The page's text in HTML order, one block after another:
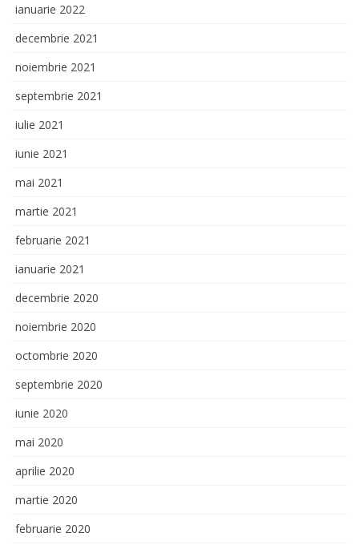
ianuarie 2022
decembrie 2021
noiembrie 2021
septembrie 2021
iulie 2021
iunie 2021
mai 2021
martie 2021
februarie 2021
ianuarie 2021
decembrie 2020
noiembrie 2020
octombrie 2020
septembrie 2020
iunie 2020
mai 2020
aprilie 2020
martie 2020
februarie 2020